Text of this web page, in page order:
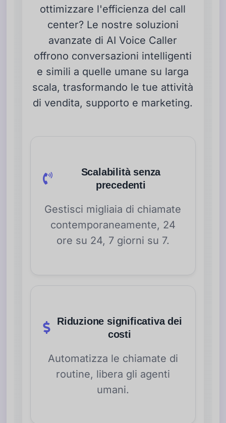
ottimizzare l'efficienza del call
center? Le nostre soluzioni
avanzate di AI Voice Caller
offrono conversazioni intelligenti
e simili a quelle umane su larga
scala, trasformando le tue attività
di vendita, supporto e marketing.
Scalabilità senza
precedenti
Gestisci migliaia di chiamate
contemporaneamente, 24
ore su 24, 7 giorni su 7.
Riduzione significativa dei
costi
Automatizza le chiamate di
routine, libera gli agenti
umani.